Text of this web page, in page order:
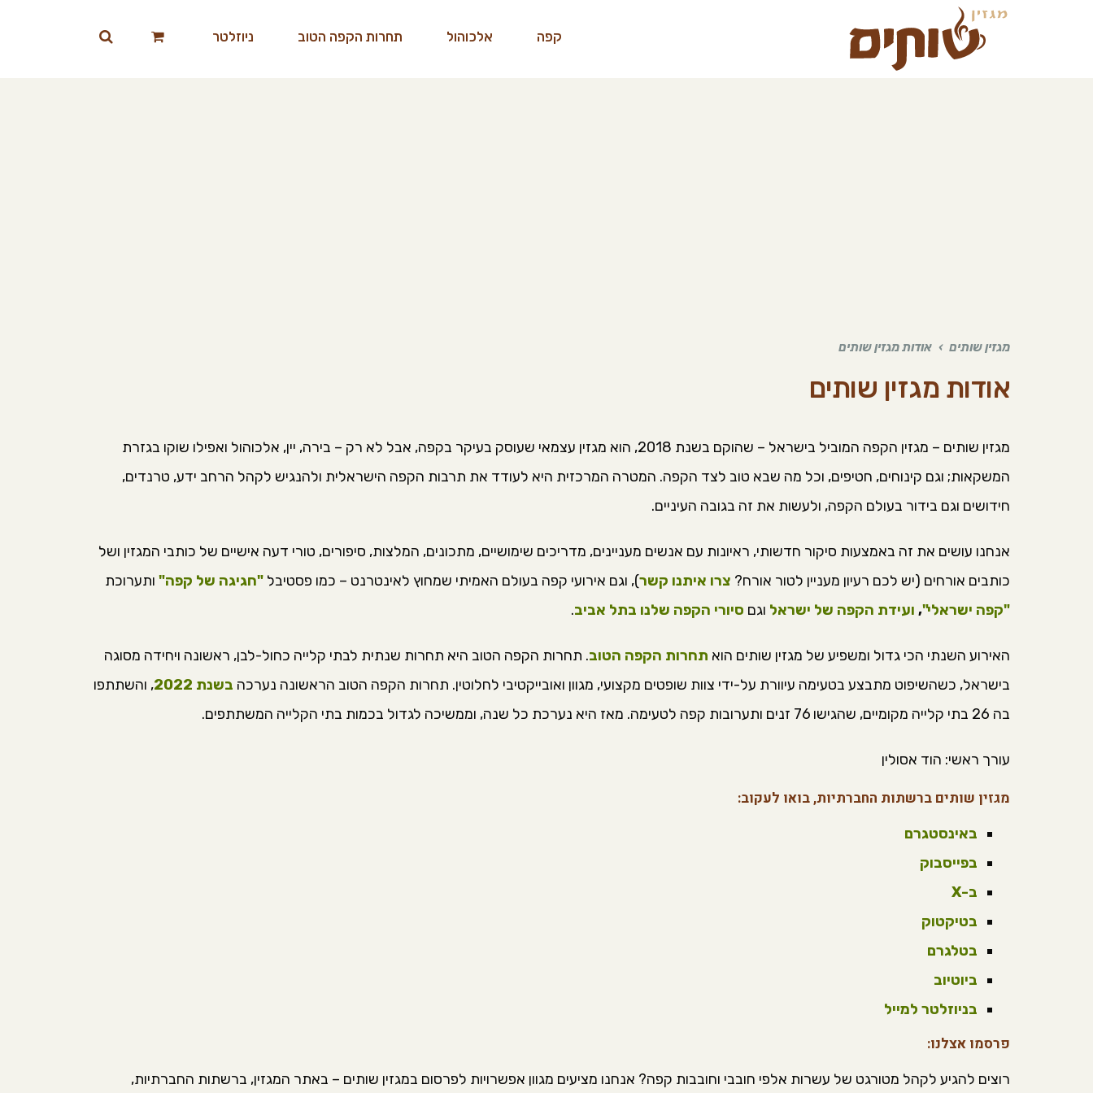
קפה אלכוהול תחרות הקפה הטוב ניוזלטר
מגזין שותים › אודות מגזין שותים
אודות מגזין שותים
מגזין שותים – מגזין הקפה המוביל בישראל – שהוקם בשנת 2018, הוא מגזין עצמאי שעוסק בעיקר בקפה, אבל לא רק – בירה, יין, אלכוהול ואפילו שוקו בגזרת
המשקאות; וגם קינוחים, חטיפים, וכל מה שבא טוב לצד הקפה. המטרה המרכזית היא לעודד את תרבות הקפה הישראלית ולהנגיש לקהל הרחב ידע, טרנדים,
חידושים וגם בידור בעולם הקפה, ולעשות את זה בגובה העיניים.
אנחנו עושים את זה באמצעות סיקור חדשותי, ראיונות עם אנשים מעניינים, מדריכים שימושיים, מתכונים, המלצות, סיפורים, טורי דעה אישיים של כותבי המגזין ושל
כותבים אורחים (יש לכם רעיון מעניין לטור אורח? צרו איתנו קשר), וגם אירועי קפה בעולם האמיתי שמחוץ לאינטרנט – כמו פסטיבל "חגיגה של קפה" ותערוכת
"קפה ישראלי", ועידת הקפה של ישראל וגם סיורי הקפה שלנו בתל אביב.
האירוע השנתי הכי גדול ומשפיע של מגזין שותים הוא תחרות הקפה הטוב. תחרות הקפה הטוב היא תחרות שנתית לבתי קלייה כחול-לבן, ראשונה ויחידה מסוגה
בישראל, כשהשיפוט מתבצע בטעימה עיוורת על-ידי צוות שופטים מקצועי, מגוון ואובייקטיבי לחלוטין. תחרות הקפה הטוב הראשונה נערכה בשנת 2022
, והשתתפו
בה 26 בתי קלייה מקומיים, שהגישו 76 זנים ותערובות קפה לטעימה. מאז היא נערכת כל שנה, וממשיכה לגדול בכמות בתי הקלייה המשתתפים.
עורך ראשי: הוד אסולין
מגזין שותים ברשתות החברתיות, בואו לעקוב:
באינסטגרם
בפייסבוק
ב-X
בטיקטוק
בטלגרם
ביוטיוב
בניוזלטר למייל
פרסמו אצלנו:
רוצים להגיע לקהל מטורגט של עשרות אלפי חובבי וחובבות קפה? אנחנו מציעים מגוון אפשרויות לפרסום במגזין שותים – באתר המגזין, ברשתות החברתיות,